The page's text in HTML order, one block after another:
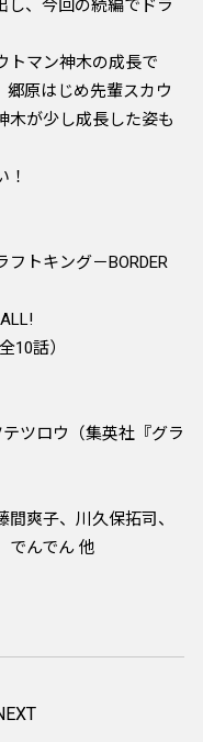
し、今回の続編でドラ
トマン神木の成長で
郷原はじめ先輩スカウ
木が少し成長した姿も
！
トキング－BORDER
10話）
ツロウ（集英社『グラ
爽子、川久保拓司、
でんでん 他